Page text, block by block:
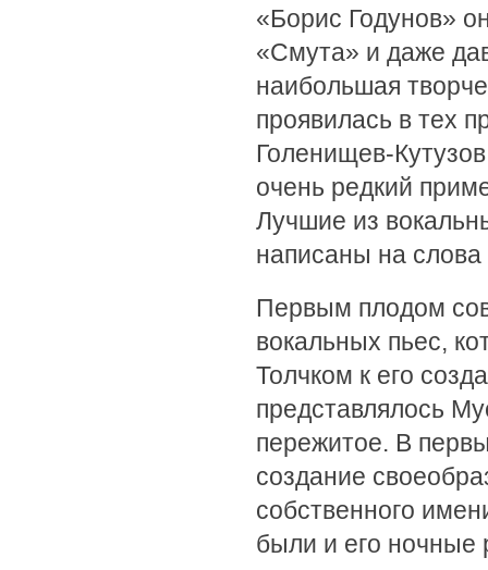
«Борис Годунов»
«Смута» и даже
наибольшая
проявилась в тех
Голенищев-
очень редкий
Лучшие из
написаны на
Первым плодом
вокальных пьес,
Толчком к его
представлялось
пережитое. В
создание
собственного
были и его ночные